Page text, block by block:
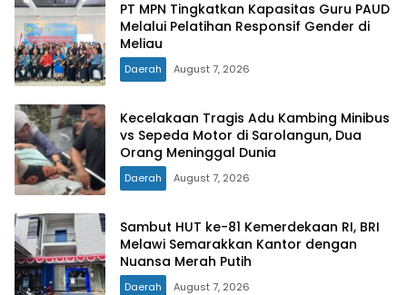
PT MPN Tingkatkan Kapasitas Guru PAUD
Melalui Pelatihan Responsif Gender di
Meliau
Daerah August 7, 2026
Kecelakaan Tragis Adu Kambing Minibus
vs Sepeda Motor di Sarolangun, Dua
Orang Meninggal Dunia
Daerah August 7, 2026
Sambut HUT ke-81 Kemerdekaan RI, BRI
Melawi Semarakkan Kantor dengan
Nuansa Merah Putih
Daerah August 7, 2026